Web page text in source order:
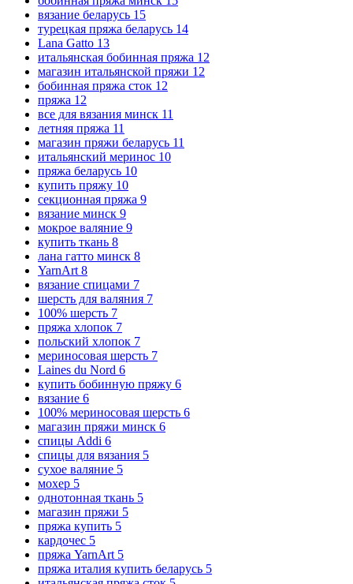
вязание беларусь 15
турецкая пряжа беларусь 14
Lana Gatto 13
итальянская бобинная пряжа 12
магазин итальянской пряжи 12
бобинная пряжа сток 12
пряжа 12
все для вязания минск 11
летняя пряжа 11
магазин пряжи беларусь 11
итальянский меринос 10
пряжа беларусь 10
купить пряжу 10
секционная пряжа 9
вязание минск 9
мокрое валяние 9
купить ткань 8
лана гатто минск 8
YarnArt 8
вязание спицами 7
шерсть для валяния 7
100% шерсть 7
пряжа хлопок 7
польский хлопок 7
мериносовая шерсть 7
Laines du Nord 6
купить бобинную пряжу 6
вязание 6
100% мериносовая шерсть 6
магазин пряжи минск 6
спицы Addi 6
спицы для вязания 5
сухое валяние 5
мохер 5
однотонная ткань 5
магазин пряжи 5
пряжа купить 5
кардочес 5
пряжа YarnArt 5
пряжа италия купить беларусь 5